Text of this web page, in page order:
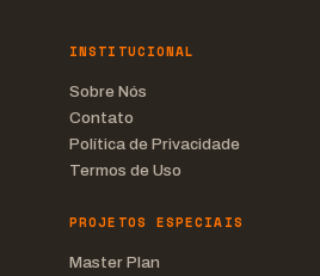
INSTITUCIONAL
Sobre Nós
Contato
Política de Privacidade
Termos de Uso
PROJETOS ESPECIAIS
Master Plan